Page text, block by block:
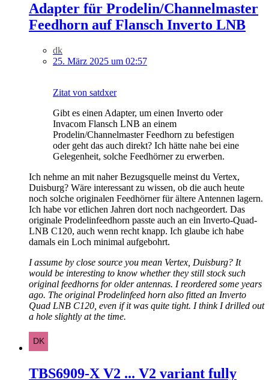
Adapter für Prodelin/Channelmaster
Feedhorn auf Flansch Inverto LNB
dk
25. März 2025 um 02:57
Zitat von satdxer
Gibt es einen Adapter, um einen Inverto oder
Invacom Flansch LNB an einem
Prodelin/Channelmaster Feedhorn zu befestigen
oder geht das auch direkt? Ich hätte nahe bei eine
Gelegenheit, solche Feedhörner zu erwerben.
Ich nehme an mit naher Bezugsquelle meinst du Vertex,
Duisburg? Wäre interessant zu wissen, ob die auch heute
noch solche originalen Feedhörner für ältere Antennen lagern.
Ich habe vor etlichen Jahren dort noch nachgeordert. Das
originale Prodelinfeedhorn passte auch an ein Inverto-Quad-
LNB C120, auch wenn recht knapp. Ich glaube ich habe
damals ein Loch minimal aufgebohrt.
I assume by close source you mean Vertex, Duisburg? It
would be interesting to know whether they still stock such
original feedhorns for older antennas. I reordered some years
ago. The original Prodelinfeed horn also fitted an Inverto
Quad LNB C120, even if it was quite tight. I think I drilled out
a hole slightly at the time.
TBS6909-X V2 ... V2 variant fully